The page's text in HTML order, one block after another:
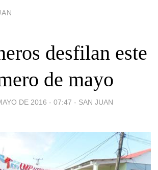
desfilan este
de mayo
DE 2016 - 07:47 - SAN JUAN